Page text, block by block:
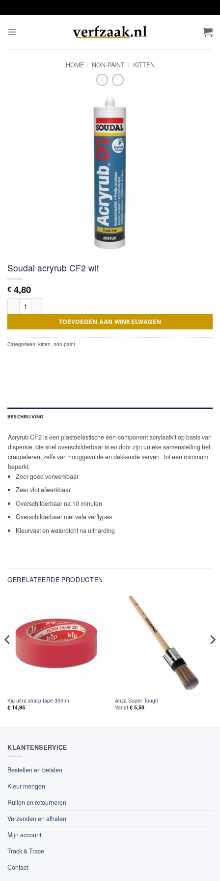
naar
HOME / NON-PAINT / KITTEN
Soudal acryrub CF2 wit
€ 4,80
Soudal acryrub CF2 wit aantal
TOEVOEGEN AAN WINKELWAGEN
Categorieën: kitten, non-paint
BESCHRIJVING
Acryrub CF2 is een plastoelastische één-component acrylaatkit op basis van
dispersie, die snel overschilderbaar is en door zijn unieke samenstelling het
craqueleren, zelfs van hooggevulde en dekkende verven , tot een minimum
beperkt.
Zeer goed verwerkbaar
Zeer vlot afwerkbaar
Overschilderbaar na 10 minuten
Overschilderbaar met vele verftypes
Kleurvast en waterdicht na uitharding
GERELATEERDE PRODUCTEN
Kip ultra sharp tape 30mm
€14,95
Anza Super Tough
Vanaf €5,50
KLANTENSERVICE
Bestellen en betalen
Kleur mengen
Ruilen en retourneren
Verzenden en afhalen
Mijn account
Track & Trace
Contact